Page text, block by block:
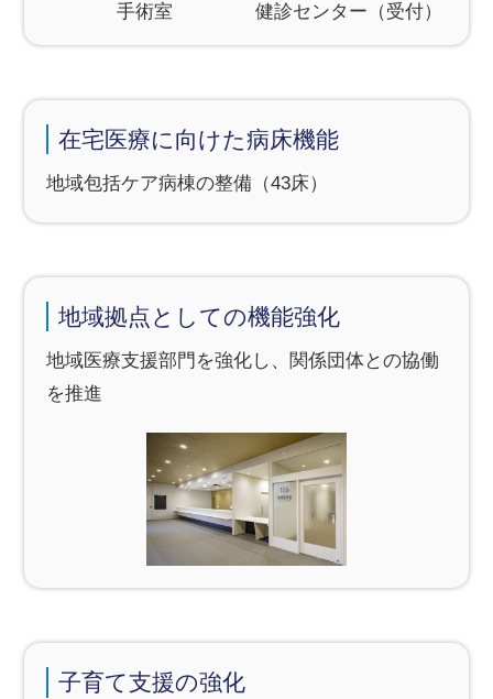
手術室 健診センター（受付）
在宅医療に向けた病床機能
地域包括ケア病棟の整備（43床）
地域拠点としての機能強化
地域医療支援部門を強化し、 関係団体との協働
を推進
子育て支援の強化